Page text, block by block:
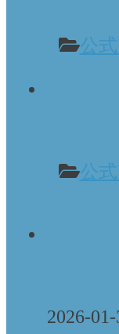
公
公
2026-